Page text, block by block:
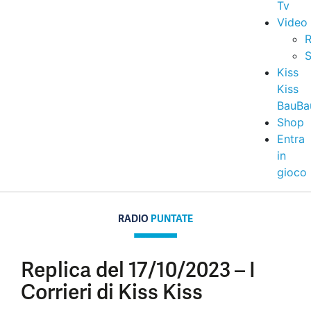
Tv
Video
Kiss
Kiss
Shop
Entra
in
gioco
RADIO PUNTATE
Replica del 17/10/2023 – I
Corrieri di Kiss Kiss